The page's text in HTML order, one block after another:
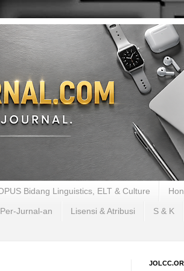
Bidang Linguistics, ELT & Culture
Jurnal-an Lisensi & Atribusi S & K